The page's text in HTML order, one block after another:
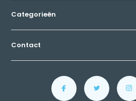
Categorieën
Contact